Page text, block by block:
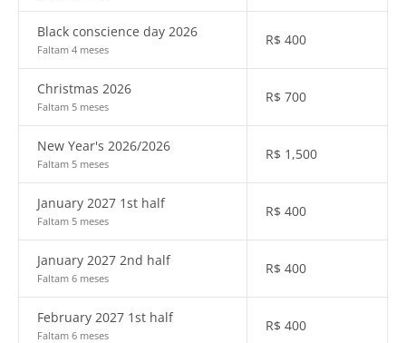
Black conscience day 2026
Faltam 4 meses
R$ 400
Christmas 2026
Faltam 5 meses
R$ 700
New Year's 2026/2026
Faltam 5 meses
R$ 1,500
January 2027 1st half
Faltam 5 meses
R$ 400
January 2027 2nd half
Faltam 6 meses
R$ 400
February 2027 1st half
Faltam 6 meses
R$ 400